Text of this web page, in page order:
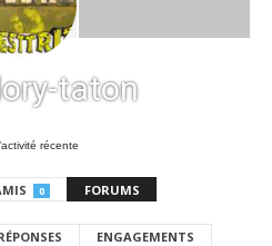
taton
récente
0 FORUMS
ENGAGEMENTS